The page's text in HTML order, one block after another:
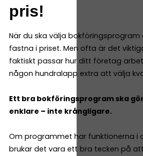
pris!
När du ska välja
fastna i priset. Men ofta är det
faktiskt passar hur ditt företag
någon hundralapp extra att välja
Ett bra bokföringsprogram ska
enklare – inte krångligare.
Om programmet har funktionerna i
brukar det vara ett bra tecken på